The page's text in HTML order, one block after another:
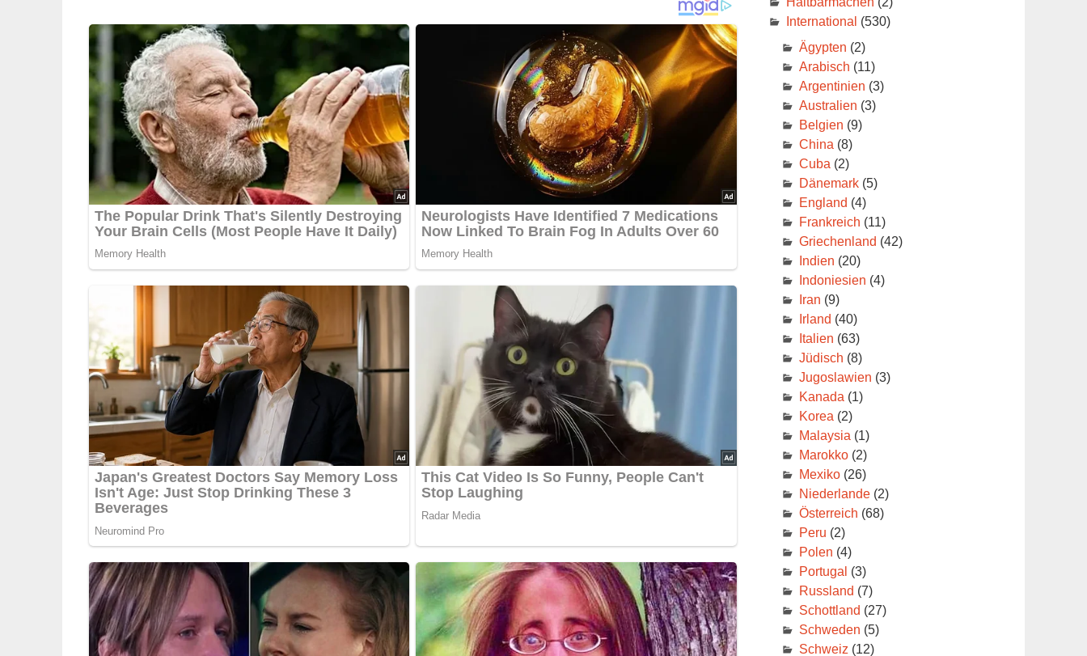
2 EL Sojasauce, 1 TL Honig, 1 TL Seamöl, 1 zerdrückte Knoblauchzehe und Curry verrühren. Rindfleisch in feine
Streifen schneiden und in der Marinade 30 Minuten einlegen. In der Zwischenzeit sämtliches Gemüse putzen,
waschen und in Streifen schneiden. Den Wok mit Sesamöl besprühen und erhitzen. Das Fleisch aus der Marinade
herausnehmen und im Wok anbraten. Anschliessend herausnehmen und beiseite stellen. Dann das Gemüse bis
auf die Keimlinge mit der Gemüsebrühe im Wok andünsten. In der Zwischenzeit die Reisnudeln nach
Packungsangaben (3 Min. in kochendem Salzwasser garen), abgiessen und abschrecken. Wenn das Gemüse
bissfest ist, Keimlinge und Fleisch dazugeben, und mit Sojasauce, Salz, Pfeffer und Curry gut würzen. Zum
Schluss die Nudeln reinschneiden und nochmals abschmecken.
0/5(0 Bewertungen)
International (530)
Ägypten (2)
Arabisch (11)
Argentinien (3)
Australien (3)
Belgien (9)
China (8)
Cuba (2)
Dänemark(5)
England (4)
Frankreich (11)
Griechenland (42)
Indien (20)
Indoniesien (4)
Iran (9)
Irland (40)
Italien (63)
Jüdisch (8)
Jugoslawien (3)
Kanada (1)
Korea (2)
Malaysia (1)
Marokko(2)
Mexiko(26)
Niederlande(2)
Österreich (68)
Peru (2)
Polen (4)
Portugal (3)
Russland (7)
Schottland (27)
Schweden (5)
Schweiz (12)